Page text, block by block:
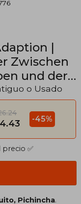
|
Zwischen
und der
Alemán)
o Usado
-45%
✅
Pichincha.